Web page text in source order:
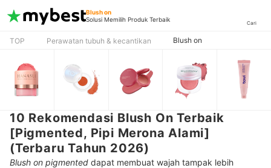
Blush on
Solusi Memilih Produk Terbaik
Cari
TOP Perawatan tubuh & kecantikan Blush on
10 Rekomendasi Blush On Terbaik
[Pigmented, Pipi Merona Alami]
(Terbaru Tahun 2026)
Blush on pigmented dapat membuat wajah tampak lebih